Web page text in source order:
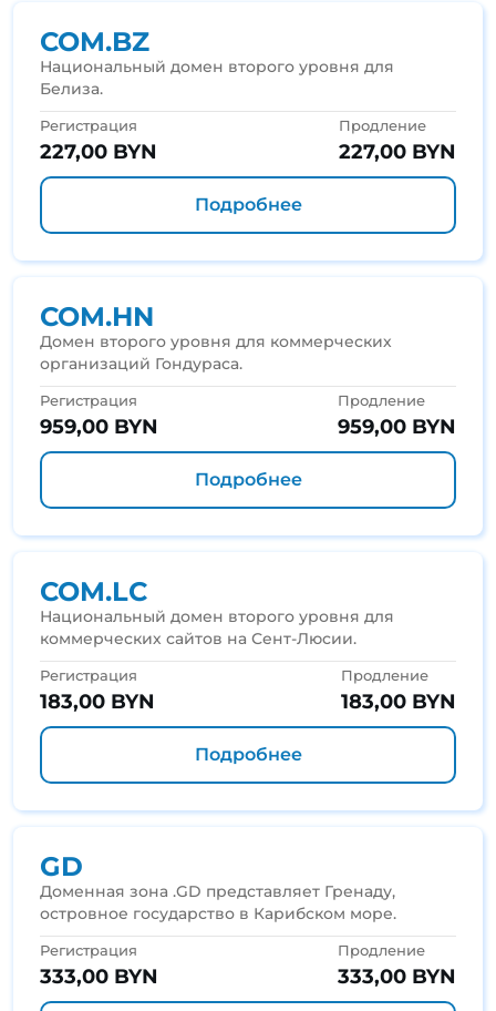
COM.BZ
Национальный домен второго уровня для
Белиза.
Регистрация
227,00 BYN
Продление
227,00 BYN
Подробнее
COM.HN
Домен второго уровня для коммерческих
организаций Гондураса.
Регистрация
959,00 BYN
Продление
959,00 BYN
Подробнее
COM.LC
Национальный домен второго уровня для
коммерческих сайтов на Сент-Люсии.
Регистрация
183,00 BYN
Продление
183,00 BYN
Подробнее
GD
Доменная зона .GD представляет Гренаду,
островное государство в Карибском море.
Регистрация
333,00 BYN
Продление
333,00 BYN